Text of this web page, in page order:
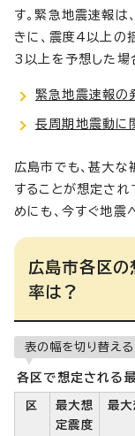
す。緊急地震速報
きに、震度4以上の
3以上を予想した場
緊急地震速報の
長周期地震動に
広島市でも、甚大
することが想定さ
めにも、今すぐ地震
広島市各区の
率は？
表の幅を切り替える
各区で想定される
区
最大想
定震度
最大